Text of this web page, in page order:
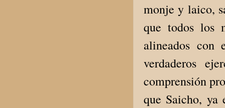
monje y laico,
que todos los
alineados con
verdaderos
comprensión
que Saicho, ya